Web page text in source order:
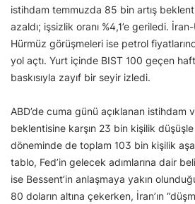
istihdam temmuzda 85 bin artış
azaldı; işsizlik oranı %4,1’e geriledi.
Hürmüz görüşmeleri ise petrol
yol açtı. Yurt içinde BIST 100 geçen
baskısıyla zayıf bir seyir izledi.
ABD’de cuma günü açıklanan istihdam
beklentisine karşın 23 bin kişilik
döneminde de toplam 103 bin kişilik
tablo, Fed’in gelecek adımlarına dair
ise Bessent’in anlaşmaya yakın
80 doların altına çekerken, İran’ın